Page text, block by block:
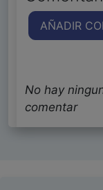
AÑADIR
No hay
comentar